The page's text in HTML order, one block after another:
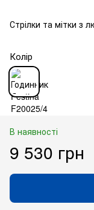
Стрілки та мітки з
Колір
В наявності
9 530 грн